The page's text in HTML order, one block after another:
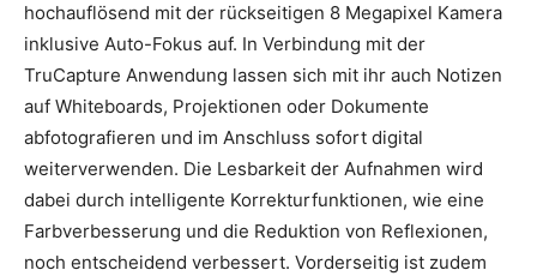
hochauflösend mit der rückseitigen 8 Megapixel Kamera
inklusive Auto-Fokus auf. In Verbindung mit der
TruCapture Anwendung lassen sich mit ihr auch Notizen
auf Whiteboards, Projektionen oder Dokumente
abfotografieren und im Anschluss sofort digital
weiterverwenden. Die Lesbarkeit der Aufnahmen wird
dabei durch intelligente Korrekturfunktionen, wie eine
Farbverbesserung und die Reduktion von Reflexionen,
noch entscheidend verbessert. Vorderseitig ist zudem